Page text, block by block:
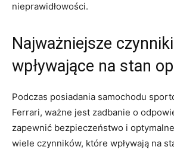
‌nieprawidłowości.
Najważniejsze czynniki⁤
wpływające na ‍stan‍
Podczas​ posiadania samochodu
Ferrari, ważne jest⁣ zadbanie⁤ o⁣
‌zapewnić ⁣bezpieczeństwo i
wiele czynników, które wpływają na